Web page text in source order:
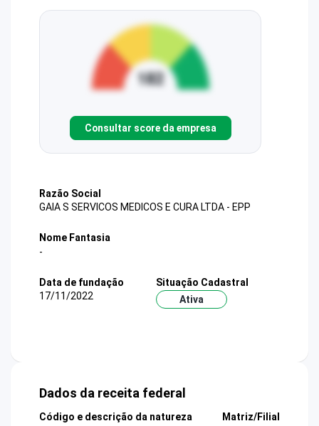
Consultar score da empresa
Razão Social
GAIA S SERVICOS MEDICOS E CURA LTDA - EPP
Nome Fantasia
-
Data de fundação
17/11/2022
Situação Cadastral
Ativa
Dados da receita federal
Código e descrição da natureza
Matriz/Filial